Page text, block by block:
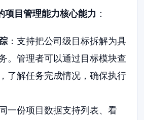
项目管理能力核心能力 ：
：支持把公司级目标拆解为具
。管理者可以通过目标模块查
了解任务完成情况，确保执行
一份项目数据支持列表、看